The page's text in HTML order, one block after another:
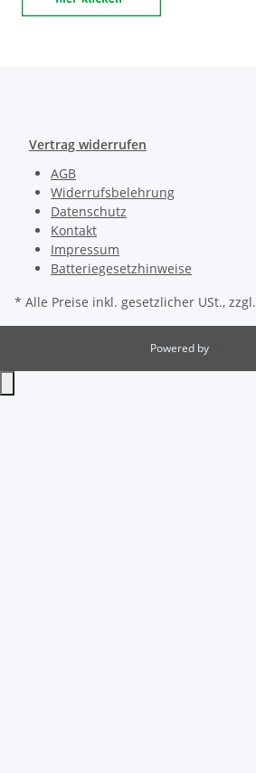
Vertrag widerrufen
AGB
Widerrufsbelehrung
Datenschutz
Kontakt
Impressum
Batteriegesetzhinweise
* Alle Preise inkl. gesetzlicher USt., zzgl.
Powered by